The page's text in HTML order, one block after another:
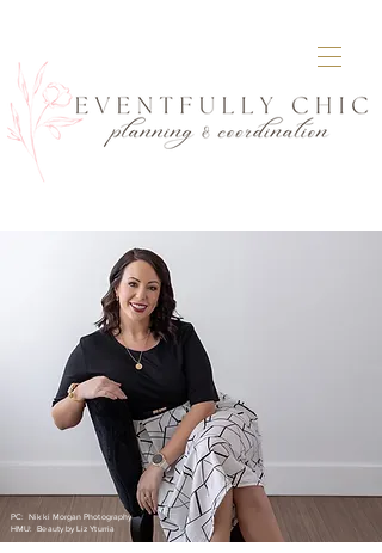
PC: Nikki Morgan Photography
HMU: Beauty by Liz Yturria